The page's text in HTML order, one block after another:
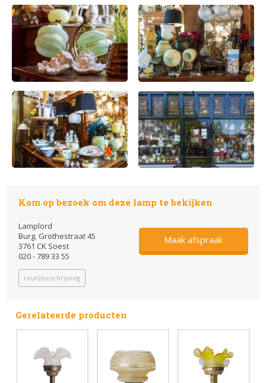
Kom op bezoek om deze lamp te bekijken
Lamplord
Burg. Grothestraat 45
3761 CK Soest
020 - 789 33 55
routebeschrijving
Maak afspraak
Gerelateerde producten